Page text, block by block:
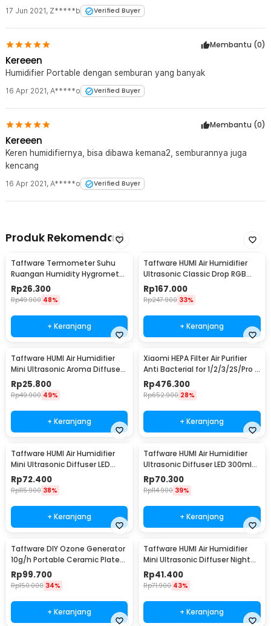
17 Jun 2021, Z*****b Verified Buyer
Membantu (0)
Kereeen
Humidifier Portable dengan semburan yang banyak
16 Apr 2021, A*****o Verified Buyer
Membantu (0)
Kereeen
Keren humidifiernya, bisa dibawa kemana2, semburannya juga
kencang
16 Apr 2021, A*****o Verified Buyer
Produk Rekomendasi
Taffware Termometer Suhu
Ruangan Humidity Hygrometer
Clock Calendar - HTC-1
Rp26.300
Rp49.900 48%
+ Keranjang
Taffware HUMI Air Humidifier
Ultrasonic Classic Drop RGB
Adjustable 3L - H98
Rp167.000
Rp247.900 33%
+ Keranjang
Taffware HUMI Air Humidifier
Mini Ultrasonic Aroma Diffuser
130ml - H41
Rp25.800
Rp49.900 49%
+ Keranjang
Xiaomi HEPA Filter Air Purifier
Anti Bacterial for 1/2/3/2S/Pro -
MCR-FLA
Rp476.300
Rp652.900 28%
+ Keranjang
Taffware HUMI Air Humidifier
Mini Ultrasonic Diffuser LED
300ml Remote - H24
Rp72.400
Rp115.900 38%
+ Keranjang
Taffware HUMI Air Humidifier
Ultrasonic Diffuser LED 300ml
with Remote - A770
Rp70.300
Rp114.900 39%
+ Keranjang
Taffware DIY Ozone Generator
10g/h Portable Ceramic Plate
Air Purifier - VO100
Rp99.700
Rp150.000 34%
+ Keranjang
Taffware HUMI Air Humidifier
Mini Ultrasonic Diffuser Night
LED 300ml - H296
Rp41.400
Rp71.900 43%
+ Keranjang